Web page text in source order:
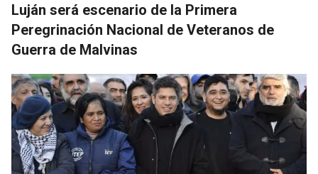
Luján será escenario de la Primera
Peregrinación Nacional de Veteranos de
Guerra de Malvinas